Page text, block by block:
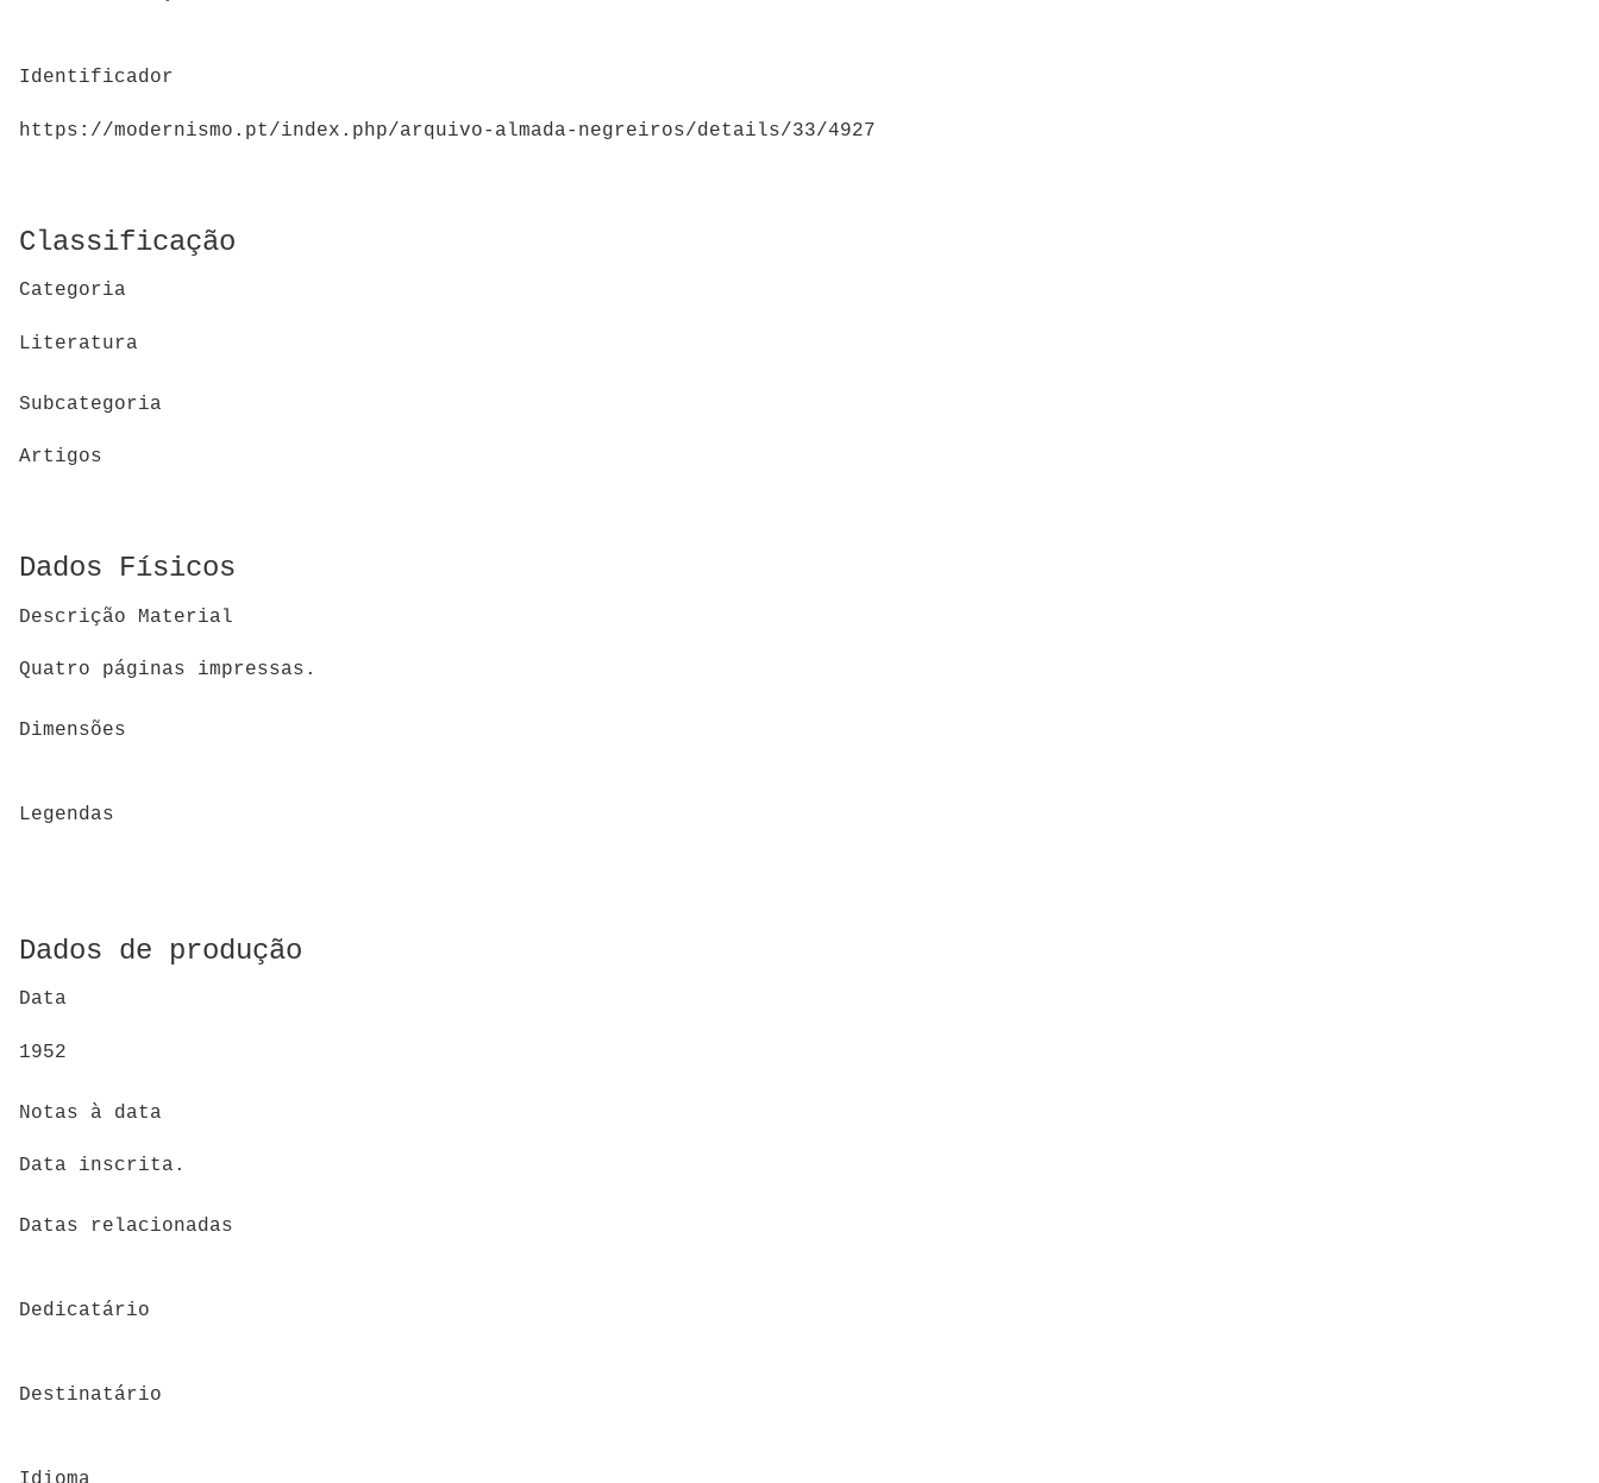
Identificador
https://modernismo.pt/index.php/arquivo-almada-negreiros/details/33/4927
Classificação
Categoria
Literatura
Subcategoria
Artigos
Dados Físicos
Descrição Material
Quatro páginas impressas.
Dimensões
Legendas
Dados de produção
Data
1952
Notas à data
Data inscrita.
Datas relacionadas
Dedicatário
Destinatário